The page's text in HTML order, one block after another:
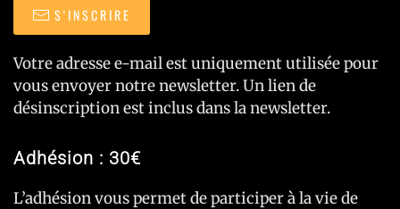
S'INSCRIRE
Votre adresse e-mail est uniquement utilisée pour
vous envoyer notre newsletter. Un lien de
désinscription est inclus dans la newsletter.
Adhésion : 30€
L’adhésion vous permet de participer à la vie de